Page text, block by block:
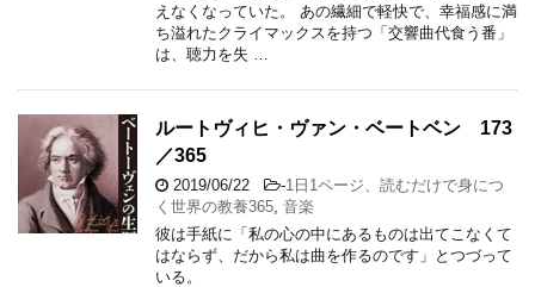
えなくなっていた。 あの繊細で軽快で、幸福感に満
ち溢れたクライマックスを持つ「交響曲代食う番」
は、聴力を失 …
ルートヴィヒ・ヴァン・ベートベン 173
／365
2019/06/22 -1日1ページ、読むだけで身につ
く世界の教養365 音楽
彼は手紙に「私の心の中にあるものは出てこなくて
はならず、だから私は曲を作るのです」とつづって
いる。